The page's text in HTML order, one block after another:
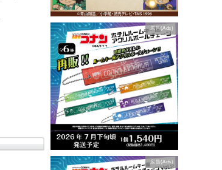
広告(Ads)
広告(Ads)